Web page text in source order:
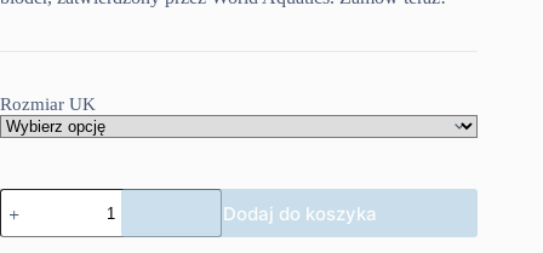
Rozmiar UK
ilość
Arena
Carbon
Dodaj do koszyka